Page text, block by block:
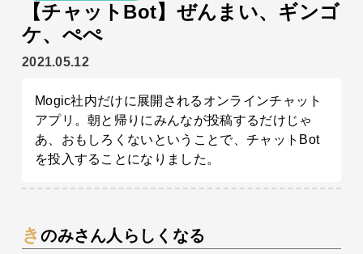
【チャットBot】ぜんまい、ギンゴ
ケ、ぺぺ
2021.05.12
Mogic社内だけに展開されるオンラインチャット
アプリ。朝と帰りにみんなが投稿するだけじゃ
あ、おもしろくないということで、チャットBot
を投入することになりました。
きのみさん人らしくなる